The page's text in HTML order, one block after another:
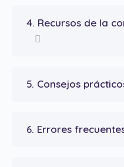
4. Recursos de la
5. Consejos
6. Errores